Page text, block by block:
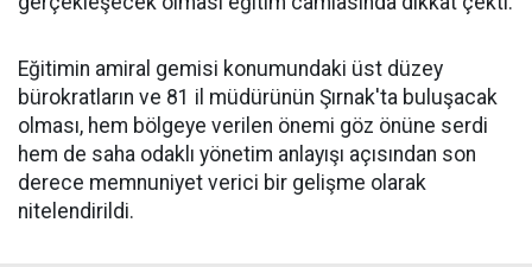
​Eğitimin amiral gemisi konumundaki üst düzey
bürokratların ve 81 il müdürünün Şırnak'ta buluşacak
olması, hem bölgeye verilen önemi göz önüne serdi
hem de saha odaklı yönetim anlayışı açısından son
derece memnuniyet verici bir gelişme olarak
nitelendirildi.